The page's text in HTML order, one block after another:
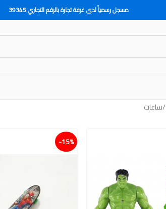
مسجل رسمياً لدى غرفة تجارة بالرقم التجاري 39345
ساعات
15%-